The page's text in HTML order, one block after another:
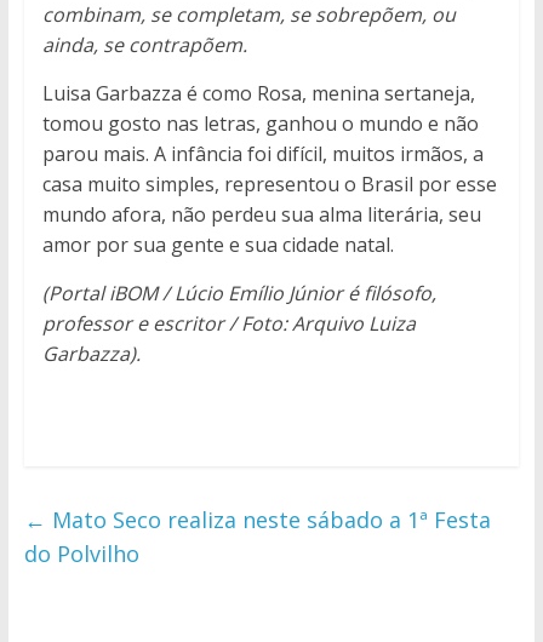
combinam, se completam, se sobrepõem, ou
ainda, se contrapõem.
Luisa Garbazza é como Rosa, menina sertaneja,
tomou gosto nas letras, ganhou o mundo e não
parou mais. A infância foi difícil, muitos irmãos, a
casa muito simples, representou o Brasil por esse
mundo afora, não perdeu sua alma literária, seu
amor por sua gente e sua cidade natal.
(Portal iBOM / Lúcio Emílio Júnior é filósofo,
professor e escritor / Foto: Arquivo Luiza
Garbazza).
← Mato Seco realiza neste sábado a 1ª Festa
do Polvilho